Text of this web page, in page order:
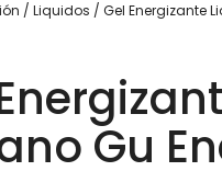
/ Liquidos / Gel Energizante
Gu